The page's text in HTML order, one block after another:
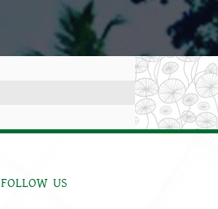
FOLLOW US